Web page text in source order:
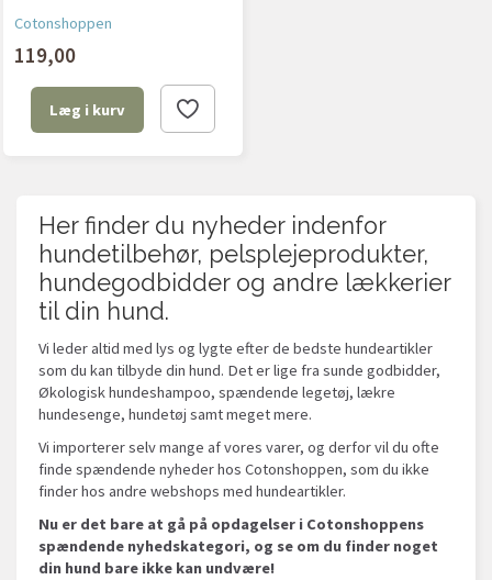
Cotonshoppen
119,00
Læg i kurv
Her finder du nyheder indenfor
hundetilbehør, pelsplejeprodukter,
hundegodbidder og andre lækkerier
til din hund.
Vi leder altid med lys og lygte efter de bedste hundeartikler
som du kan tilbyde din hund. Det er lige fra sunde godbidder,
Økologisk hundeshampoo, spændende legetøj, lækre
hundesenge, hundetøj samt meget mere.
Vi importerer selv mange af vores varer, og derfor vil du ofte
finde spændende nyheder hos Cotonshoppen, som du ikke
finder hos andre webshops med hundeartikler.
Nu er det bare at gå på opdagelser i Cotonshoppens
spændende nyhedskategori, og se om du finder noget
din hund bare ikke kan undvære!